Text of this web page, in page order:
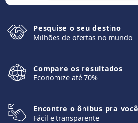
Pesquise o seu destino
Milhões de ofertas no mundo
Compare os resultados
Economize até 70%
Encontre o ônibus pra você
Fácil e transparente